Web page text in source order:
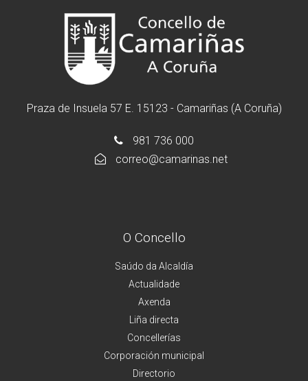
Praza de Insuela 57 E. 15123 - Camariñas (A Coruña)
981 736 000
correo@camarinas.net
O Concello
Saúdo da Alcaldía
Actualidade
Axenda
Liña directa
Concellerías
Corporación municipal
Directorio